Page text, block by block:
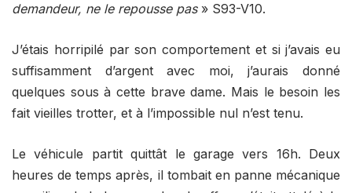
demandeur, ne le repousse pas» S93-V10.
J’étais horripilé par son comportement et si j’avais eu
suffisamment d’argent avec moi, j’aurais donné
quelques sous à cette brave dame. Mais le besoin les
fait vieilles trotter, et à l’impossible nul n’est tenu.
Le véhicule partit quittât le garage vers 16h. Deux
heures de temps après, il tombait en panne mécanique